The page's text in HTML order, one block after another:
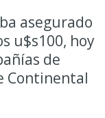
asegurado
u$s100, hoy
de
Continental